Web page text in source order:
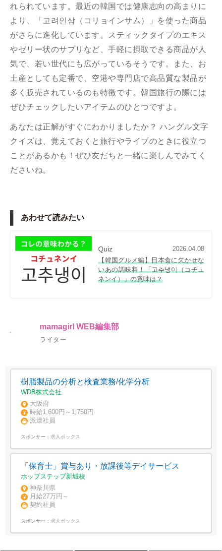
れられています。最近の韓国では健康志向の高まりに
より、「고려인삼（コリョインサム）」を使った商品
がさらに進化しています。スティックタイプのエキス
やゼリー状のサプリなど、手軽に摂取できる商品が人
気で、若い世代にも広がっているそうです。また、お
土産としても定番で、空港や専門店で高品質な製品が
多く販売されているのも特徴です。韓国旅行の際には
ぜひチェックしたいアイテムのひとつですよ。
あなたは正解がすぐにわかりましたか？ ハングル文字
クイズは、覚えておくと旅行やライブのときに役立つ
ことがあるかも！ぜひ友だちと一緒に楽しんでみてく
ださいね。
あわせて読みたい
Quiz
2026.04.08
【韓国グルメ編】日本食に欠かせな
いあの調味料！「고추냉이（コチュ
ネンイ）」の意味は？
mamagirl WEB編集部
ライター
樹脂製品の分析と検査業務/化学分析
WDB株式会社
大阪府
時給1,600円～1,750円
派遣社員
スポンサー： 求人ボックス
「保育士」賞与あり・放課後等デイサービス
ホップステップ新城校
神奈川県
月給27万円～
契約社員
スポンサー： 求人ボックス